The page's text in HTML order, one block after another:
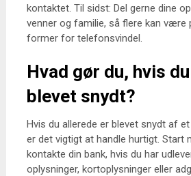
kontaktet. Til sidst: Del gerne dine
venner og familie, så flere kan være
former for telefonsvindel.
Hvad gør du, hvis
blevet snydt?
Hvis du allerede er blevet snydt af
er det vigtigt at handle hurtigt. Start
kontakte din bank, hvis du har
oplysninger, kortoplysninger eller